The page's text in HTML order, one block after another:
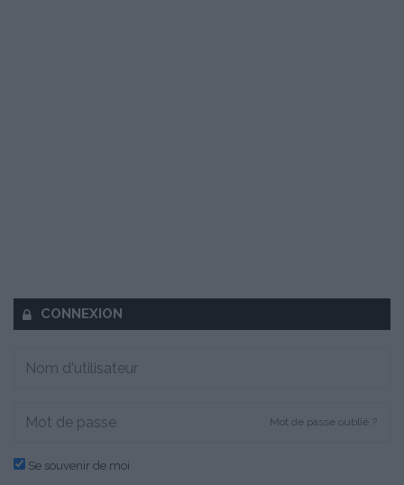
CONNEXION
Mot de passe oublié ?
Se souvenir de moi